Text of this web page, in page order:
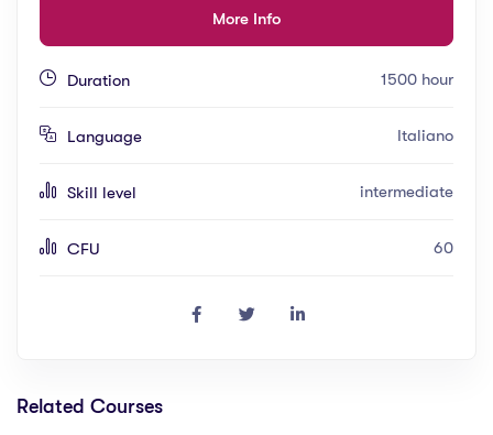
More Info
Duration 1500 hour
Language Italiano
Skill level intermediate
CFU 60
Related Courses